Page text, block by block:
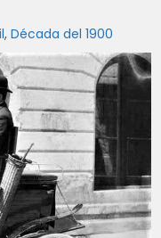
,Década del 1900